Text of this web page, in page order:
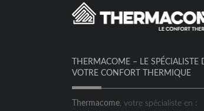
THERMACOME – LE SPÉCIALISTE
VOTRE CONFORT THERMIQUE
Thermacome , votre spécialiste en :